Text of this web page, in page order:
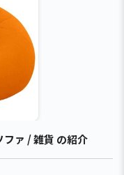
ファ / 雑貨 の紹介